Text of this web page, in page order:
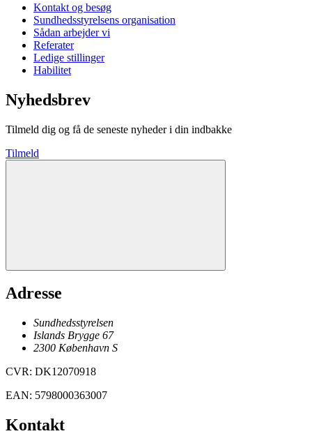
Kontakt og besøg
Sundhedsstyrelsens organisation
Sådan arbejder vi
Referater
Ledige stillinger
Habilitet
Nyhedsbrev
Tilmeld dig og få de seneste nyheder i din indbakke
Tilmeld
Adresse
Sundhedsstyrelsen
Islands Brygge 67
2300 København S
CVR: DK12070918
EAN: 5798000363007
Kontakt